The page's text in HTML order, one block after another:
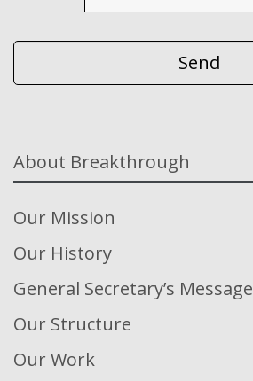
About Breakthrough
Our Mission
Our History
General Secretary’s Message
Our Structure
Our Work